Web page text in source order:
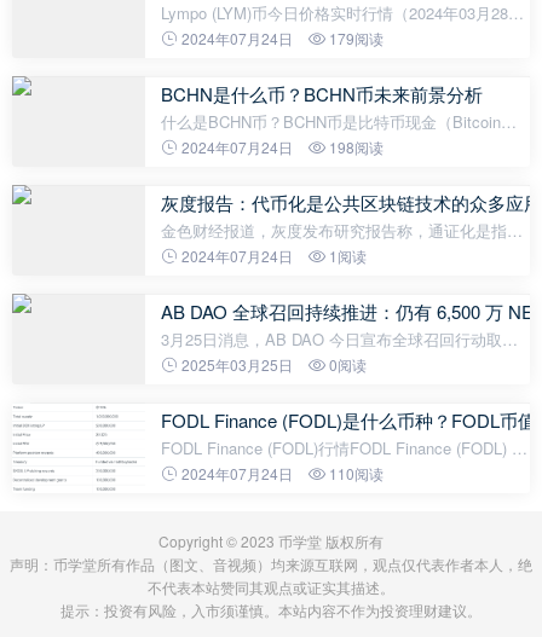
Lympo (LYM)币今日价格实时行情（2024年03月28
日） 根据最新数据显示，Lympo (LYM)币于2024年03
0.0347元。以下是今日价格的详细信息：2
2024年07月24日 179阅读
BCHN是什么币？BCHN币未来前景分析
什么是BCHN币？BCHN币是比特币现金（Bitcoin
Cash）网络中的一种币种，它的全称是比特币现金节
一个分支，旨在提供更快速、更便宜的交易体
2024年07月24日 198阅读
灰度报告：代币化是公共区块链技术的众多应
金色财经报道，灰度发布研究报告称，通证化是指在
区块链基础设施上登记资产所有权。以代币化的形
结算以及与智能合约交互的能力。
2024年07月24日 1阅读
AB DAO 全球召回持续推进：仍有 6,500 万
3月25日消息，AB DAO 今日宣布全球召回行动取得
阶段性成果：目前已有 28 位 BEP2 NEW（NEW-
NEW-09E 兑换为 AB 主网资产，正式加入 AB 区
2025年03月25日 0阅读
FODL Finance (FODL)是什么币种？FODL币
FODL Finance (FODL)行情FODL Finance (FODL) 最
新的价格是 $0.001241，24 小时的交易量是$26,855.
2024年07月24日 110阅读
Copyright © 2023 币学堂 版权所有
声明：币学堂所有作品（图文、音视频）均来源互联网，观点仅代表作者本人，绝
不代表本站赞同其观点或证实其描述。
提示：投资有风险，入市须谨慎。本站内容不作为投资理财建议。